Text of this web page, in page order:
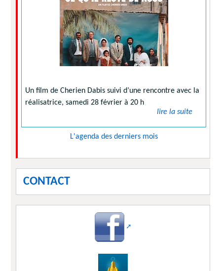
Un film de Cherien Dabis suivi d’une rencontre avec la
réalisatrice, samedi 28 février à 20 h
lire la suite
L'agenda des derniers mois
CONTACT